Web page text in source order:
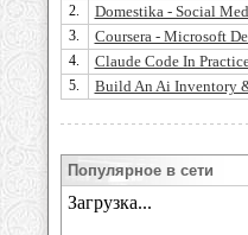
2. Domestika - Social
3. Coursera - Microsoft
4. Claude Code In
5. Build An Ai Inventory
Популярное в сети